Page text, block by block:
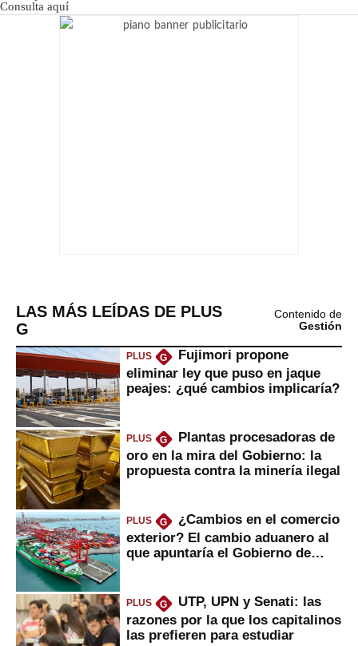
LAS MÁS LEÍDAS DE PLUS
G
Contenido de
Gestión
PLUS G
Fujimori propone
eliminar ley que puso en jaque
peajes: ¿qué cambios implicaría?
PLUS G
Plantas procesadoras de
oro en la mira del Gobierno: la
propuesta contra la minería ilegal
PLUS G
¿Cambios en el comercio
exterior? El cambio aduanero al
que apuntaría el Gobierno de
PLUS G
UTP, UPN y Senati: las
razones por la que los capitalinos
las prefieren para estudiar